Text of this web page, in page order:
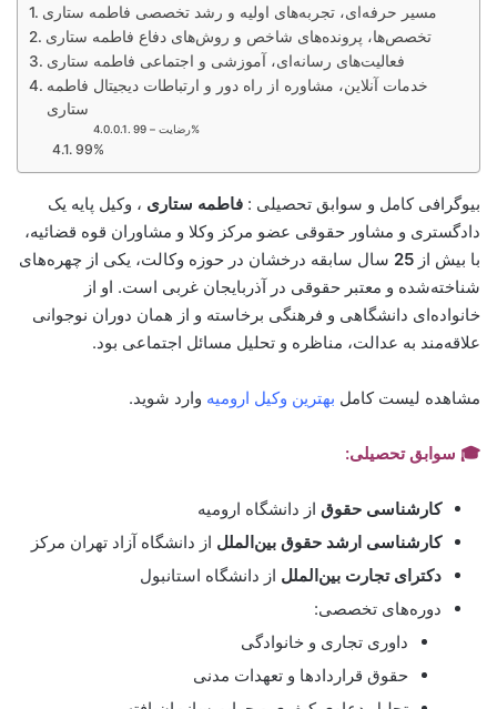
مسیر حرفه‌ای، تجربه‌های اولیه و رشد تخصصی فاطمه ستاری
تخصص‌ها، پرونده‌های شاخص و روش‌های دفاع فاطمه ستاری
فعالیت‌های رسانه‌ای، آموزشی و اجتماعی فاطمه ستاری
خدمات آنلاین، مشاوره از راه دور و ارتباطات دیجیتال فاطمه
ستاری
رضایت – 99%
99%
بیوگرافی کامل و سوابق تحصیلی : فاطمه ستاری ، وکیل پایه یک
دادگستری و مشاور حقوقی عضو مرکز وکلا و مشاوران قوه قضائیه،
با بیش از 25 سال سابقه درخشان در حوزه وکالت، یکی از چهره‌های
شناخته‌شده و معتبر حقوقی در آذربایجان غربی است. او از
خانواده‌ای دانشگاهی و فرهنگی برخاسته و از همان دوران نوجوانی
علاقه‌مند به عدالت، مناظره و تحلیل مسائل اجتماعی بود.
مشاهده لیست کامل بهترین وکیل ارومیه وارد شوید.
🎓 سوابق تحصیلی:
کارشناسی حقوق از دانشگاه ارومیه
کارشناسی ارشد حقوق بین‌الملل از دانشگاه آزاد تهران مرکز
دکترای تجارت بین‌الملل از دانشگاه استانبول
دوره‌های تخصصی:
داوری تجاری و خانوادگی
حقوق قراردادها و تعهدات مدنی